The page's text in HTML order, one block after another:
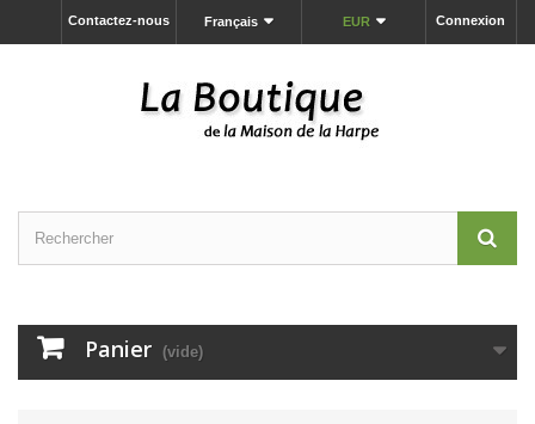
Connexion
EUR
Français
Contactez-nous
Panier (vide)